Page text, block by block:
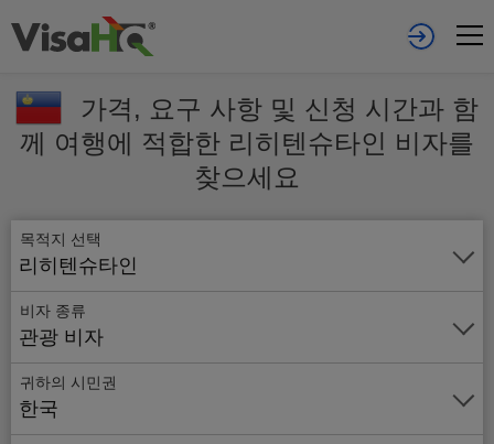
가격, 요구 사항 및 신청 시간과 함
께 여행에 적합한 리히텐슈타인 비자를
찾으세요
목적지 선택
리히텐슈타인
비자 종류
관광 비자
귀하의 시민권
한국